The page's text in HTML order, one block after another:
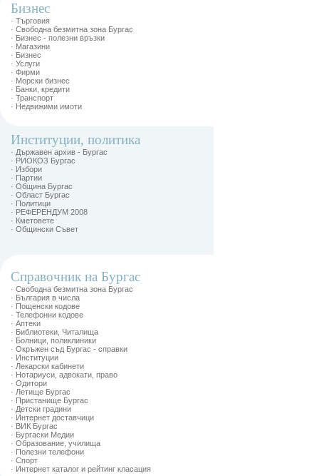
Бизнес
· Търговия
· Свободна безмитна зона Бургас
· Бизнес - полезни връзки
· Магазини
· Бизнес
· Услуги
· Фирми
· Морски бизнес
· Банки, кредити
· Транспорт
· Недвижими имоти
Институции, политика
· Държавен архив - Бургас
· РИОКОЗ Бургас
· Избори
· Партии
· Община Бургас
· Област Бургас
· Политици
· РЕФЕРЕНДУМ 2008
· Кметовете
· Общински Съвет
Справочник на Бургас
· Свободна безмитна зона Бургас
· България в числа
· Пощенски кодове
· Телефонни кодове
· Аптеки
· Библиотеки, Читалища
· Болници, поликлиники
· Окръжен съд Бургас - справки
· Институции
· Лекарски кабинети
· Нотариуси, адвокати, право
· Одитори
· Летище Бургас
· Пристанище Бургас
· Детски градини
· Интернет доставчици
· ВИК Бургас
· Бургаски Медии
· Образование, училища
· Полезни телефони
· Спорт
· Интернет каталог и рейтинг класация